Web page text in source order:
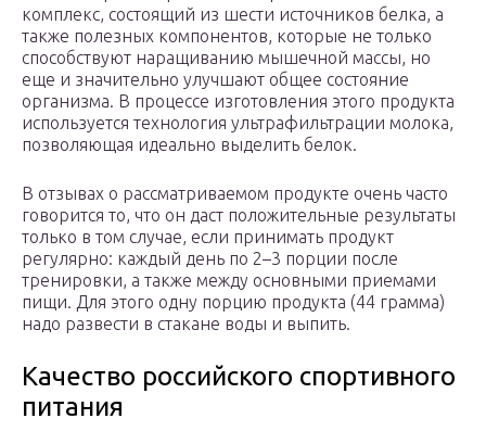
комплекс, состоящий из шести источников белка, а
также полезных компонентов, которые не только
способствуют наращиванию мышечной массы, но
еще и значительно улучшают общее состояние
организма. В процессе изготовления этого продукта
используется технология ультрафильтрации молока,
позволяющая идеально выделить белок.
В отзывах о рассматриваемом продукте очень часто
говорится то, что он даст положительные результаты
только в том случае, если принимать продукт
регулярно: каждый день по 2–3 порции после
тренировки, а также между основными приемами
пищи. Для этого одну порцию продукта (44 грамма)
надо развести в стакане воды и выпить.
Качество российского спортивного
питания